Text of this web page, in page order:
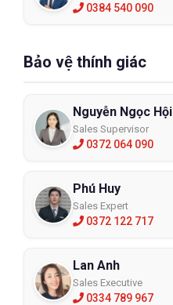
0384 540 090
Bảo vệ thính giác
Nguyễn Ngọc Hội
Sales Supervisor
0372 064 090
Phú Huy
Sales Expert
0372 122 717
Lan Anh
Sales Executive
0334 789 967